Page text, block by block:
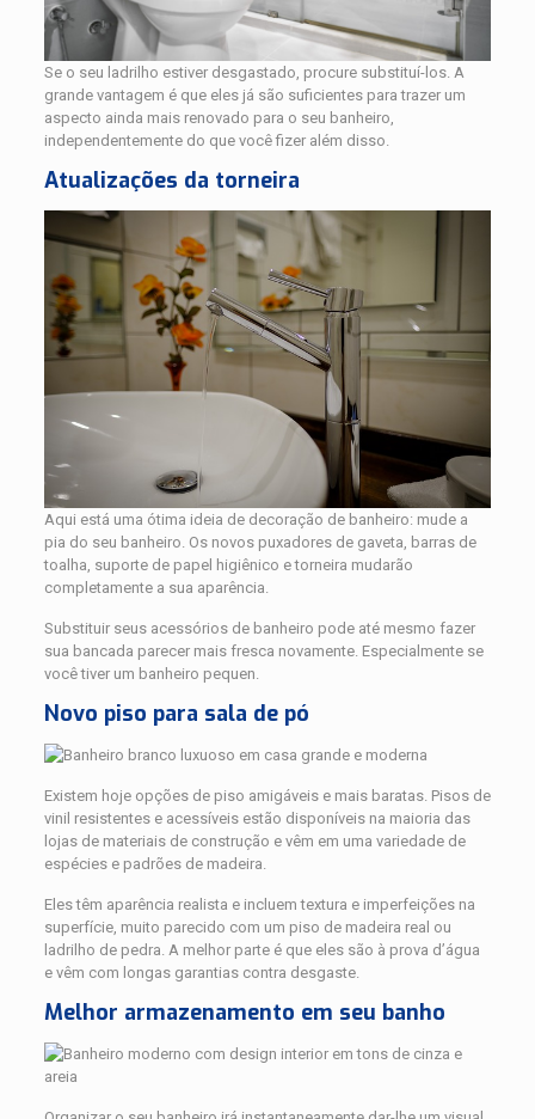
Se o seu ladrilho estiver desgastado, procure substituí-los. A
grande vantagem é que eles já são suficientes para trazer um
aspecto ainda mais renovado para o seu banheiro,
independentemente do que você fizer além disso.
Atualizações da torneira
Aqui está uma ótima ideia de decoração de banheiro: mude a
pia do seu banheiro. Os novos puxadores de gaveta, barras de
toalha, suporte de papel higiênico e torneira mudarão
completamente a sua aparência.
Substituir seus acessórios de banheiro pode até mesmo fazer
sua bancada parecer mais fresca novamente. Especialmente se
você tiver um banheiro pequen.
Novo piso para sala de pó
Existem hoje opções de piso amigáveis ​​e mais baratas. Pisos de
vinil resistentes e acessíveis estão disponíveis na maioria das
lojas de materiais de construção e vêm em uma variedade de
espécies e padrões de madeira.
Eles têm aparência realista e incluem textura e imperfeições na
superfície, muito parecido com um piso de madeira real ou
ladrilho de pedra. A melhor parte é que eles são à prova d’água
e vêm com longas garantias contra desgaste.
Melhor armazenamento em seu banho